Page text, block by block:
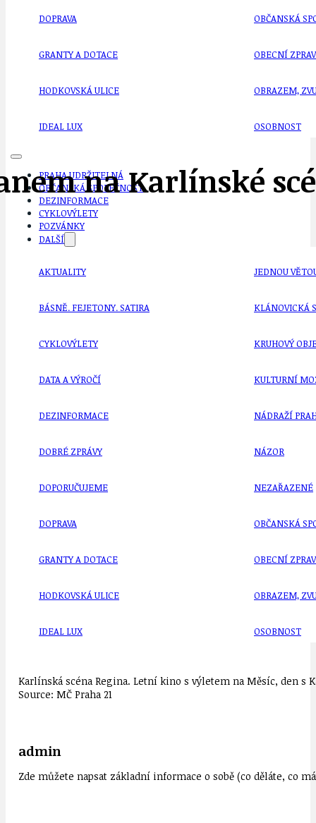
DOPRAVA
GRANTY A DOTACE
HODKOVSKÁ ULICE
IDEAL LUX
OBČANSKÁ
OBECNÍ
OBRAZEM,
OSOBNOST
PRAHA UDRŽITELNÁ
OBČANSKÁ SPOLEČNOST
DEZINFORMACE
CYKLOVÝLETY
POZVÁNKY
DALŠÍ
AKTUALITY
BÁSNĚ. FEJETONY. SATIRA
CYKLOVÝLETY
DATA A VÝROČÍ
DEZINFORMACE
DOBRÉ ZPRÁVY
DOPORUČUJEME
DOPRAVA
GRANTY A DOTACE
HODKOVSKÁ ULICE
IDEAL LUX
JEDNOU
KLÁNOVICKÁ
KRUHOVÝ
KULTURNÍ
NÁDRAŽÍ
NÁZOR
NEZAŘAZENÉ
OBČANSKÁ
OBECNÍ
OBRAZEM,
OSOBNOST
na Karlínské
Karlínská scéna Regina. Letní kino s výletem na Měsíc, den s
Source: MČ Praha 21
admin
Zde můžete napsat základní informace o sobě (co děláte, co